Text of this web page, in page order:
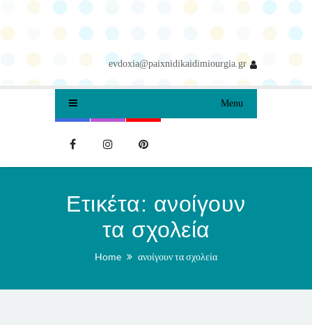
evdoxia@paixnidikaidimiourgia.gr
Menu
Ετικέτα: ανοίγουν
τα σχολεία
Home ανοίγουν τα σχολεία